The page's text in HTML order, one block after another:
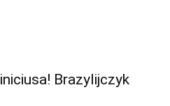
Brazylijczyk